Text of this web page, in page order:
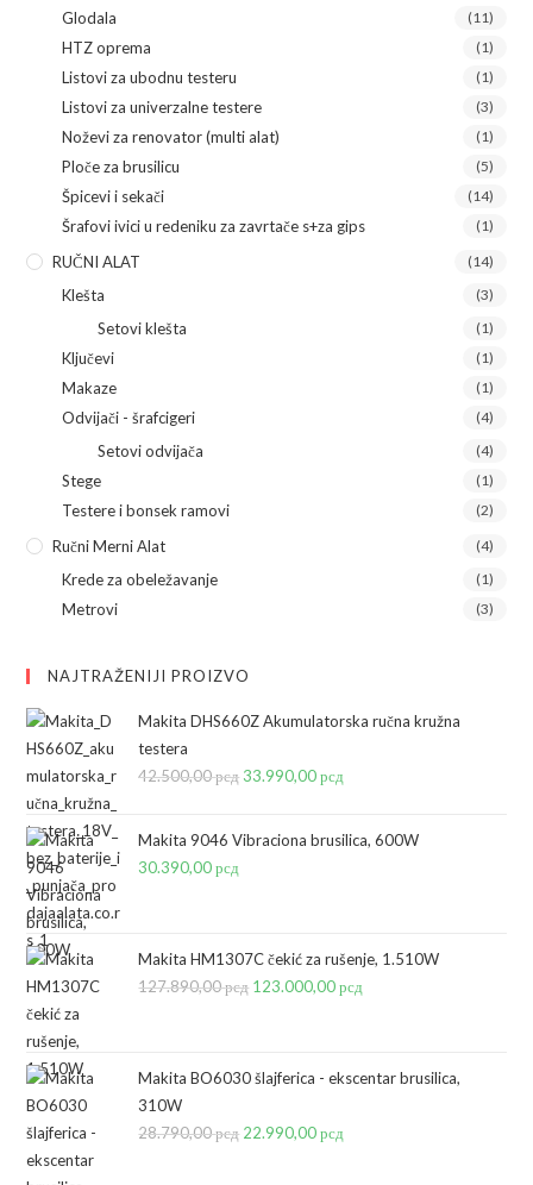
Glodala (11)
HTZ oprema (1)
Listovi za ubodnu testeru (1)
Listovi za univerzalne testere (3)
Noževi za renovator (multi alat) (1)
Ploče za brusilicu (5)
Špicevi i sekači (14)
Šrafovi ivici u redeniku za zavrtače s+za gips (1)
RUČNI ALAT (14)
Klešta (3)
Setovi klešta (1)
Ključevi (1)
Makaze (1)
Odvijači - šrafcigeri (4)
Setovi odvijača (4)
Stege (1)
Testere i bonsek ramovi (2)
Ručni Merni Alat (4)
Krede za obeležavanje (1)
Metrovi (3)
NAJTRAŽENIJI PROIZVO
Makita DHS660Z Akumulatorska ručna kružna
testera
42.500,00рсд Originalna
je
33.990,00рсд
je:
Makita 9046 Vibraciona brusilica, 600W
30.390,00рсд
Makita HM1307C čekić za rušenje, 1.510W
127.890,00рсд Originalna
bila:
123.000,00рсд
123.000,00 рсд.
Makita BO6030 šlajferica - ekscentar brusilica,
310W
28.790,00рсд Originalna
22.990,00рсд